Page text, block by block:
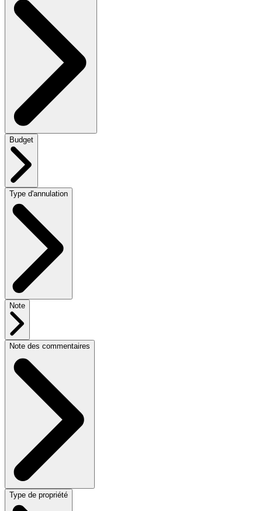
Budget
Type d'annulation
Note
Note des commentaires
Type de propriété